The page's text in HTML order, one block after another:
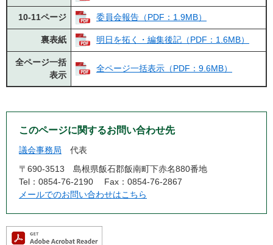
10-11ページ 委員会報告（PDF：1.9MB）
裏表紙 明日を拓く・編集後記（PDF：1.6MB）
全ページ一括
表示
全ページ一括表示（PDF：9.6MB）
このページに関するお問い合わせ先
議会事務局
代表
〒690-3513
島根県飯石郡飯南町下赤名880番地
Tel：0854-76-2190
Fax：0854-76-2867
メールでのお問い合わせはこちら